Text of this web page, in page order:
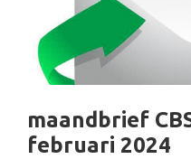
maandbrief
februari 2024